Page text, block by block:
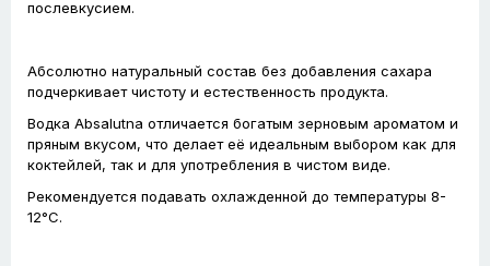
послевкусием.
Абсолютно натуральный состав без добавления сахара
подчеркивает чистоту и естественность продукта.
Водка Absalutna отличается богатым зерновым ароматом и
пряным вкусом, что делает её идеальным выбором как для
коктейлей, так и для употребления в чистом виде.
Рекомендуется подавать охлажденной до температуры 8-
12°C.